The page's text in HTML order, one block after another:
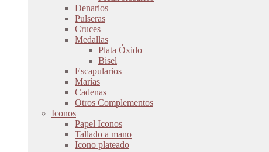
Denarios
Pulseras
Cruces
Medallas
Plata Óxido
Bisel
Escapularios
Marías
Cadenas
Otros Complementos
Iconos
Papel Iconos
Tallado a mano
Icono plateado